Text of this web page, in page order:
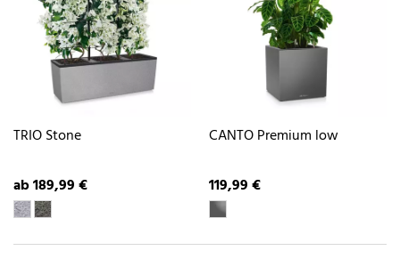
TRIO Stone
ab 189,99 €
CANTO Premium low
119,99 €